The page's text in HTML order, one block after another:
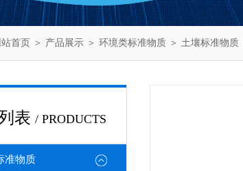
站首页 ＞ 产品展示 ＞ 环境类标准物质 ＞ 土壤标准物质
表 / PRODUCTS
准物质